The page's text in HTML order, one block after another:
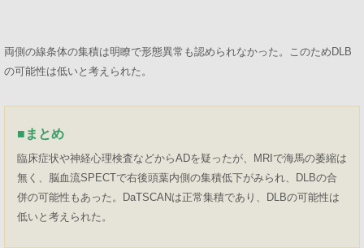
両側の線条体の集積は明瞭で形態異常も認められなかった。このためDLB
の可能性は低いと考えられた。
■ まとめ
臨床症状や神経心理検査などからADを疑ったが、MRIで海馬の萎縮は
無く、脳血流SPECTで右後頭葉内側の集積低下がみられ、DLBの合
併の可能性もあった。DaTSCANは正常集積であり、DLBの可能性は
低いと考えられた。